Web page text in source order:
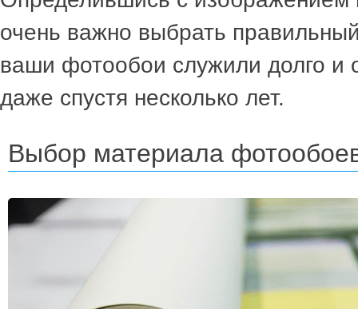
очень важно выбрать
ваши фотообои служили долго и
даже спустя несколько лет.
Выбор материала